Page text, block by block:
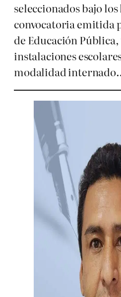
seleccionados bajo
convocatoria emitida
de Educación
instalaciones
modalidad